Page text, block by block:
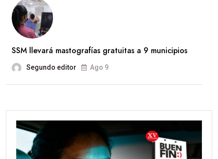
SSM llevará mastografías gratuitas a 9 municipios
Segundo editor Ago 9